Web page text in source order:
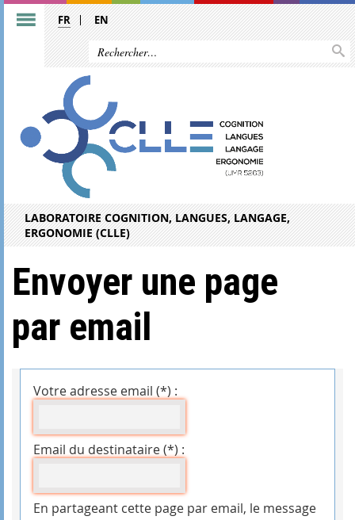
FR EN
LABORATOIRE COGNITION, LANGUES, LANGAGE,
ERGONOMIE (CLLE)
Envoyer une page
par email
Votre adresse email (*) :
Email du destinataire (*) :
En partageant cette page par email, le message